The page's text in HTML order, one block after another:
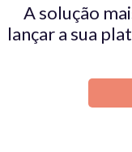
A solução
lançar a sua